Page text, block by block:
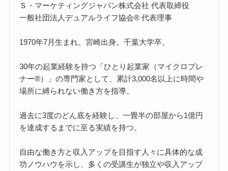
Ｓ・マーケティングジャパン株式会社 代表取締役
一般社団法人デュアルライフ協会® 代表理事
1970年7月生まれ。宮崎出身。千葉大学卒。
30年の起業経験を持つ「ひとり起業家（マイクロプレ
ナー®）」の専門家として、累計3,000名以上に時間や
場所に縛られない働き方を指導。
過去に3度のどん底を経験し、一畳半の部屋から1億円
を達成するまでに至る実績を持つ。
自由な働き方と収入アップを目指す人々に具体的な成
功ノウハウを示し、多くの受講生が独立や収入アップ